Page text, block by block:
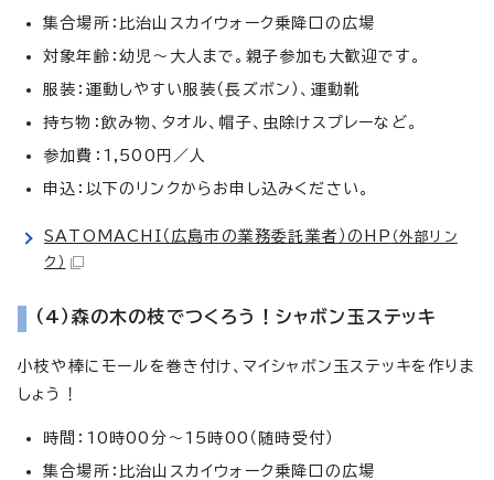
集合場所：比治山スカイウォーク乗降口の広場
対象年齢：幼児～大人まで。親子参加も大歓迎です。
服装：運動しやすい服装（長ズボン）、運動靴
持ち物：飲み物、タオル、帽子、虫除けスプレーなど。
参加費：1,500円／人
申込：以下のリンクからお申し込みください。
SATOMACHI（広島市の業務委託業者）のHP （外部リン
ク）
（4）森の木の枝でつくろう！シャボン玉ステッキ
小枝や棒にモールを巻き付け、マイシャボン玉ステッキを作りま
しょう！
時間：10時00分～15時00（随時受付）
集合場所：比治山スカイウォーク乗降口の広場